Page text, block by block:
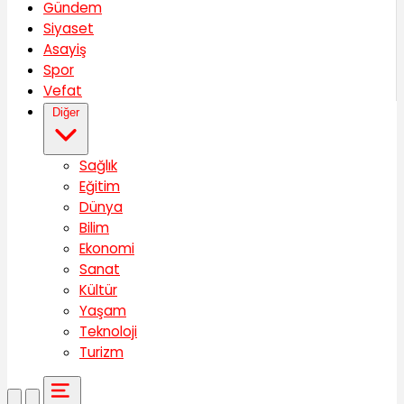
Gündem
Siyaset
Asayiş
Spor
Vefat
Diğer
Sağlık
Eğitim
Dünya
Bilim
Ekonomi
Sanat
Kültür
Yaşam
Teknoloji
Turizm